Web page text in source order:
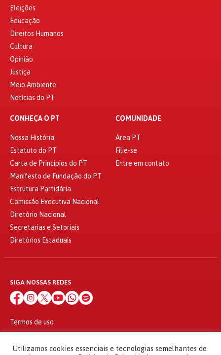
Eleições
Educação
Direitos Humanos
Cultura
Opinião
Justiça
Meio Ambiente
Notícias do PT
CONHEÇA O PT
Nossa História
Estatuto do PT
Carta de Princípios do PT
Manifesto de Fundação do PT
Estrutura Partidária
Comissão Executiva Nacional
Diretório Nacional
Secretarias e Setoriais
Diretórios Estaduais
COMUNIDADE
Área PT
Filie-se
Entre em contato
SIGA NOSSAS REDES
Termos de uso
© 2010 - 2026
Utilizamos cookies essenciais e tecnologias semelhantes de